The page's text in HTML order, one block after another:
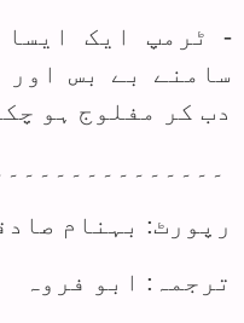
- ٹرمپ ایک
سامنے بے بس
دب کر مفلوج ہو
رپورٹ: بہنام
ترجمہ: ابو فروہ